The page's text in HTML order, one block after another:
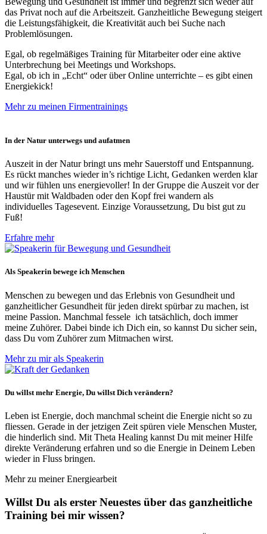
das Privat noch auf die Arbeitszeit. Ganzheitliche Bewegung steigert
die Leistungsfähigkeit, die Kreativität auch bei Suche nach
Problemlösungen.
Egal, ob regelmäßiges Training für Mitarbeiter oder eine aktive
Unterbrechung bei Meetings und Workshops.
Egal, ob ich in „Echt“ oder über Online unterrichte – es gibt einen
Energiekick!
Mehr zu meinen Firmentrainings
In der Natur unterwegs und aufatmen
Auszeit in der Natur bringt uns mehr Sauerstoff und Entspannung.
Es rückt manches wieder in’s richtige Licht, Gedanken werden klar
und wir fühlen uns energievoller! In der Gruppe die Auszeit vor der
Haustür mit Waldbaden oder den Kopf frei wandern als
individuelles Tagesevent. Einzige Voraussetzung, Du bist gut zu
Fuß!
Erfahre mehr
Als Speakerin bewege ich Menschen
Menschen zu bewegen und das Erlebnis von Gesundheit und
ganzheitlicher Gesundheit für jeden direkt spürbar zu machen, ist
meine Passion. Manchmal fessele ich tatsächlich, doch immer
meine Zuhörer. Dabei binde ich Dich ein, so kannst Du sicher sein,
dass Du vom Zuhörer zum Mitmachen wirst.
Mehr zu mir als Speakerin
Du willst mehr Energie, Du willst Dich verändern?
Leben ist Energie, doch manchmal scheint die Energie nicht so zu
fliessen. Gerade in der jetzigen Zeit spüren viele Menschen Muster,
die hinderlich sind. Mit Theta Healing kannst Du mit meiner Hilfe
direkte Veränderung erfahren und so die Energie in Deinem Leben
wieder in Fluss bringen.
Mehr zu meiner Energiearbeit
Willst Du als erster Neuestes über das ganzheitliche
Training bei mir wissen?